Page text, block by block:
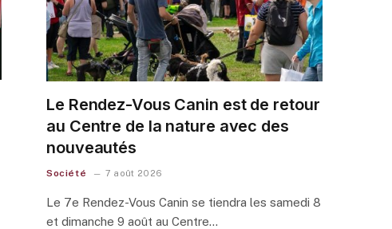
Le Rendez-Vous Canin est de retour
au Centre de la nature avec des
nouveautés
Société 7 août 2026
Le 7e Rendez-Vous Canin se tiendra les samedi 8
et dimanche 9 août au Centre…